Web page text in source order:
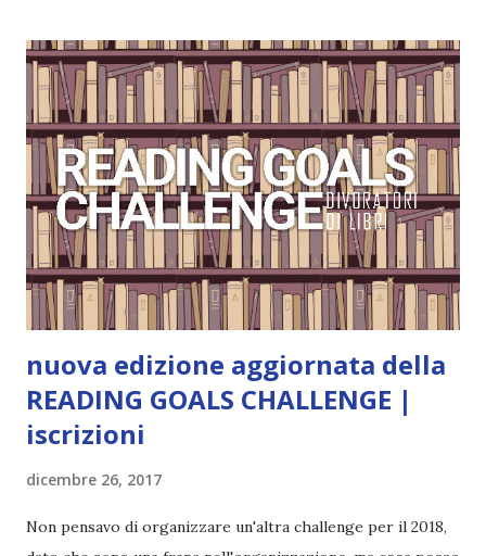
grande (Devil's Night 1#) Autrice : Penelope Douglas
Pagine: 448 Editore: Newton Compton Editori
Pubblicazione: 10 Gennaio 2023 Traduttore: Laura Lancini
Trama: “Si chiama Michael Crist. È il fratello maggiore del
mio ragazzo ed è come quei film dell'orrore che guardi
coprendoti gli occhi. È bellissimo, forte, e assolutamente
terrificante. Non mi vede neppure. Ma io l'ho notato. L'ho
visto, l'ho sentito. Le cose che ha fatto, i misfatti ch...
nuova edizione aggiornata della
READING GOALS CHALLENGE |
iscrizioni
dicembre 26, 2017
Non pensavo di organizzare un'altra challenge per il 2018,